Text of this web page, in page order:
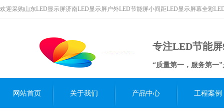
欢迎采购山东LED显示屏济南LED显示屏户外LED节能屏小间距LED显示屏幕全彩
专注LED节能
“质量第一，服务第一
网站首页 关于我们 产品中心 工程案例